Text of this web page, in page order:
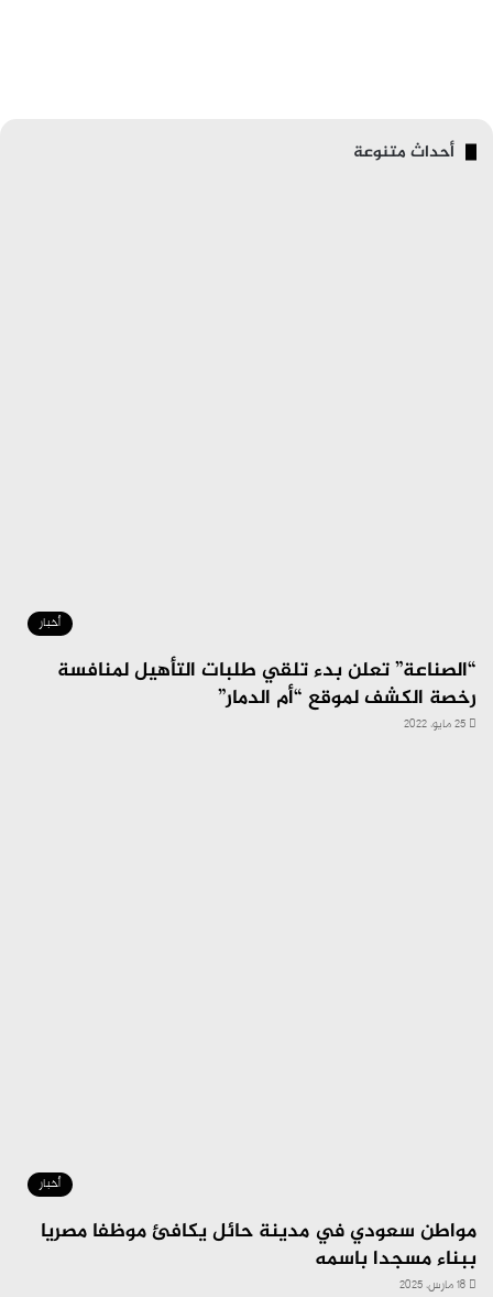
أحداث متنوعة
أخبار
“الصناعة” تعلن بدء تلقي طلبات التأهيل لمنافسة
رخصة الكشف لموقع “أم الدمار”
25 مايو، 2022
أخبار
مواطن سعودي في مدينة حائل يكافئ موظفا مصريا
ببناء مسجدا باسمه
18 مارس، 2025